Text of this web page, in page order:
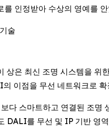
인정받아 수상의 영예를
술
상은 최신 조명 시스템을
이점을 무선 네트워크로
스마트하고 연결된 조명
를 무선 및 IP 기반 영